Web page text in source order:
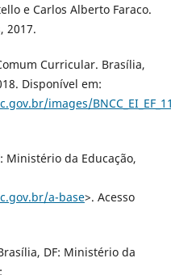
e Carlos Alberto Faraco.
2017.
Curricular. Brasília,
Disponível em:
images/
Ministério da Educação,
a-base>. Acesso
Brasília, DF: Ministério da